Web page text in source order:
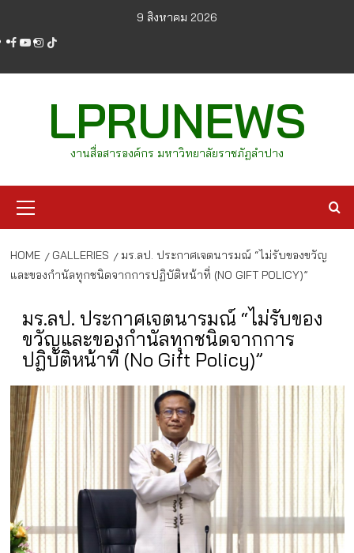
content
9 สิงหาคม 2026
facebook
youtube
instagram
tiktok
LPRUNEWS
งานสื่อสารองค์กร มหาวิทยาลัยราชภัฏลำปาง
Menu
HOME GALLERIES
มร.ลป. ประกาศเจตนารมณ์ “ไม่รับของขวัญ
และของกำนัลทุกชนิดจากการปฏิบัติหน้าที่ (NO GIFT POLICY)”
มร.ลป. ประกาศเจตนารมณ์ “ไม่รับของ
ขวัญและของกำนัลทุกชนิดจากการ
ปฏิบัติหน้าที่ (No Gift Policy)”